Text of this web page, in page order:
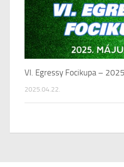
VI. Egressy Focikupa –
2025.04.22.